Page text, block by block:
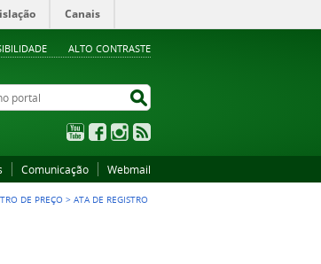
Canais
ALTO CONTRASTE
YouTubeFacebookInstagram
Comunicação Webmail
DE PREÇO >ATA DE REGISTRO